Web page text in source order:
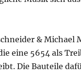
& Michael
eine 5654 als
Die Bauteile